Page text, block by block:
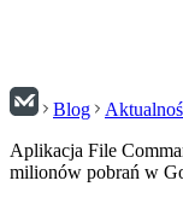
Blog
Aplikacja File
milionów pobrań w